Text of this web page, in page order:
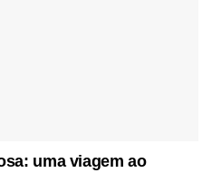
uma viagem ao